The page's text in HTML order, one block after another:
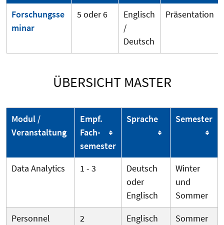
Forschungsse
minar
5 oder 6
Englisch
/
Deutsch
Präsentation
ÜBERSICHT MASTER
Modul /
Veranstaltung
Empf.
Fach­
semester
Sprache Semester
Data Analytics 1 - 3
Deutsch
oder
Englisch
Winter
und
Sommer
Personnel
2 Englisch Sommer